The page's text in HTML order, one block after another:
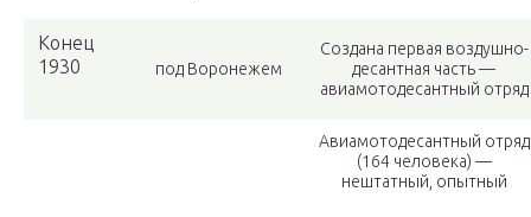
Конец
1930
под Воронежем
Создана первая воздушно-
десантная часть —
авиамотодесантный отряд
Авиамотодесантный отряд
(164 человека) —
нештатный, опытный